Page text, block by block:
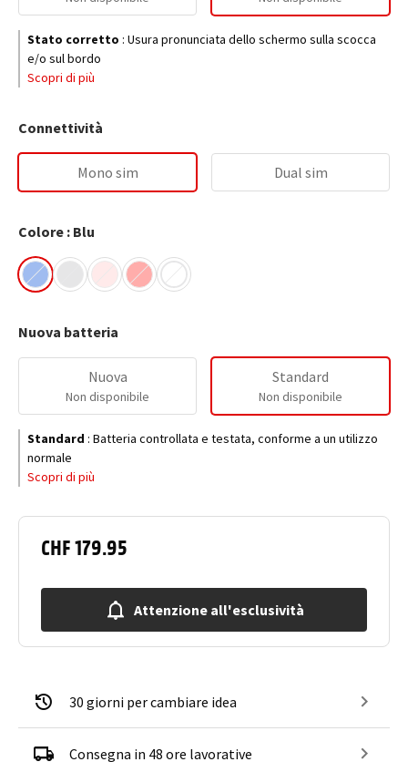
CHF 179.95
Attenzione all'esclusività
Stato corretto : Usura pronunciata dello schermo sulla scocca
e/o sul bordo
Scopri di più
Connettività
Mono sim Dual sim
Colore : Blu
Nuova batteria
Nuova
Non disponibile
Standard
Non disponibile
Standard : Batteria controllata e testata, conforme a un utilizzo
normale
Scopri di più
30 giorni per cambiare idea
Consegna in 48 ore lavorative